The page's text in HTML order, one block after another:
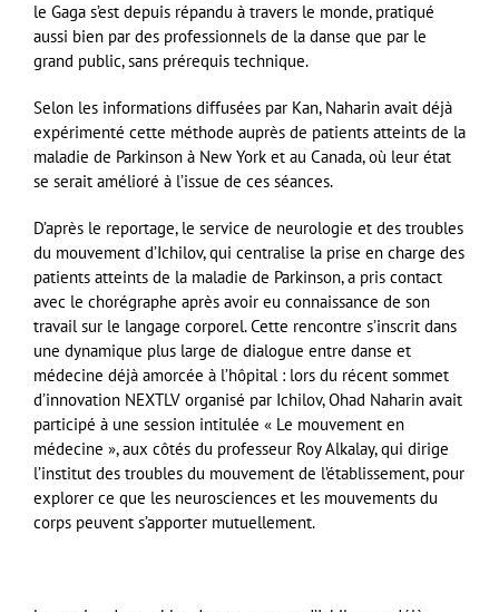
le Gaga s’est depuis répandu à travers le monde, pratiqué
aussi bien par des professionnels de la danse que par le
grand public, sans prérequis technique.
Selon les informations diffusées par Kan, Naharin avait déjà
expérimenté cette méthode auprès de patients atteints de la
maladie de Parkinson à New York et au Canada, où leur état
se serait amélioré à l’issue de ces séances.
D’après le reportage, le service de neurologie et des troubles
du mouvement d’Ichilov, qui centralise la prise en charge des
patients atteints de la maladie de Parkinson, a pris contact
avec le chorégraphe après avoir eu connaissance de son
travail sur le langage corporel. Cette rencontre s’inscrit dans
une dynamique plus large de dialogue entre danse et
médecine déjà amorcée à l’hôpital : lors du récent sommet
d’innovation NEXTLV organisé par Ichilov, Ohad Naharin avait
participé à une session intitulée « Le mouvement en
médecine », aux côtés du professeur Roy Alkalay, qui dirige
l’institut des troubles du mouvement de l’établissement, pour
explorer ce que les neurosciences et les mouvements du
corps peuvent s’apporter mutuellement.